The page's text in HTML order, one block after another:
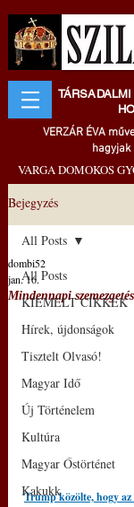
VERZÁR ÉVA
hagyjak
VARGA DOMOKOS
Bejegyzés
All Posts
KIEMELT CIKKEK
Hírek, újdonságok
Tisztelt Olvasó!
Magyar Idő
Új Történelem
Kultúra
Magyar Őstörténet
Kakukk
All Posts
Mindennapi
dombi52
jan. 16.
Trump közölte, hogy